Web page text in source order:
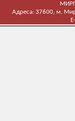
Адреса: 37600, м.